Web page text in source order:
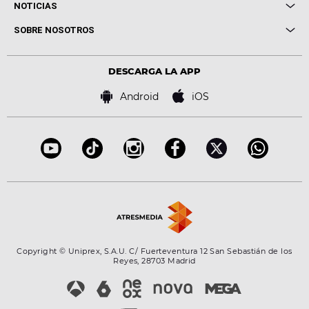
Conciertos
Locutores Europa FM
NOTICIAS
Cine y Televisión
Virales
SOBRE NOSOTROS
Bases de concursos
DESCARGA LA APP
Android iOS
Copyright © Uniprex, S.A.U. C/ Fuerteventura 12 San Sebastián de los
Reyes, 28703 Madrid